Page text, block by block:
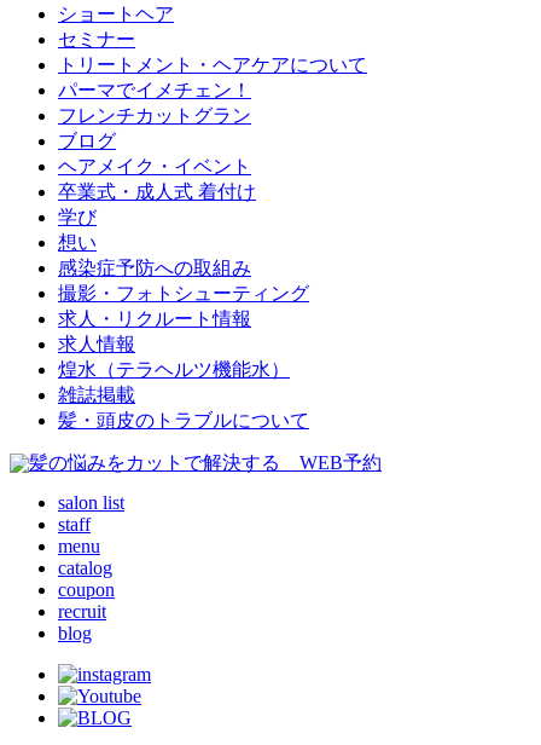
ショートヘア
セミナー
トリートメント・ヘアケアについて
パーマでイメチェン！
フレンチカットグラン
ブログ
ヘアメイク・イベント
卒業式・成人式 着付け
学び
想い
感染症予防への取組み
撮影・フォトシューティング
求人・リクルート情報
求人情報
煌水（テラヘルツ機能水）
雑誌掲載
髪・頭皮のトラブルについて
salon list
staff
menu
catalog
coupon
recruit
blog